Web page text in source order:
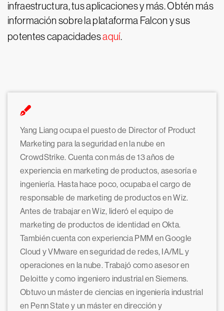
infraestructura, tus aplicaciones y más. Obtén más
información sobre la plataforma Falcon y sus
potentes capacidadesaquí.
Yang Liang ocupa el puesto de Director of Product
Marketing para la seguridad en la nube en
CrowdStrike. Cuenta con más de 13 años de
experiencia en marketing de productos, asesoría e
ingeniería. Hasta hace poco, ocupaba el cargo de
responsable de marketing de productos en Wiz.
Antes de trabajar en Wiz, lideró el equipo de
marketing de productos de identidad en Okta.
También cuenta con experiencia PMM en Google
Cloud y VMware en seguridad de redes, IA/ML y
operaciones en la nube. Trabajó como asesor en
Deloitte y como ingeniero industrial en Siemens.
Obtuvo un máster de ciencias en ingeniería industrial
en Penn State y un máster en dirección y